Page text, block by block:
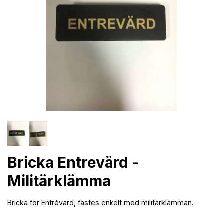
Bricka Entrevärd -
Militärklämma
Bricka för Entrévärd, fästes enkelt med militärklämman.